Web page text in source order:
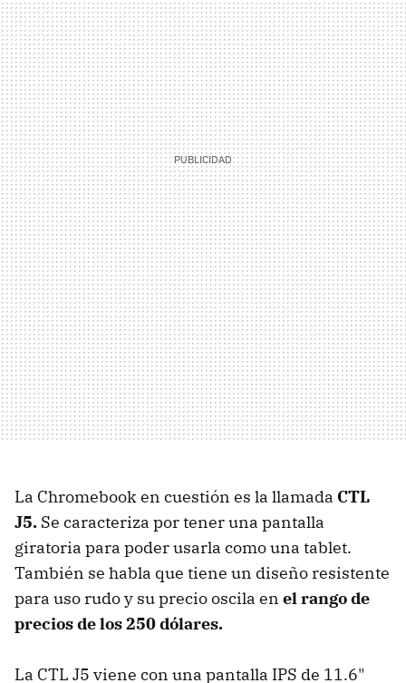
La Chromebook en cuestión es la llamada CTL
J5. Se caracteriza por tener una pantalla
giratoria para poder usarla como una tablet.
También se habla que tiene un diseño resistente
para uso rudo y su precio oscila en el rango de
precios de los 250 dólares.
La CTL J5 viene con una pantalla IPS de 11.6"